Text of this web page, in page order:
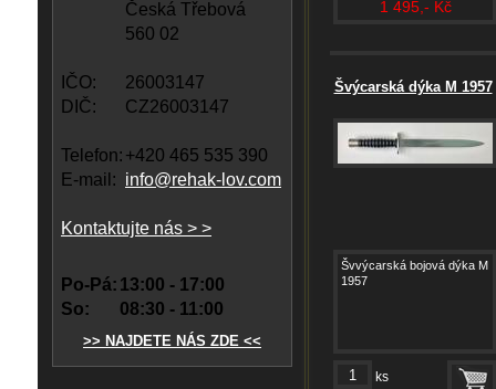
Česká Třebová
560 02
IČO:
26003147
DIČ:
CZ26003147
Telefon: +420 465 535 390
E-mail: info@rehak-lov.com
Kontaktujte nás > >
Po-Pá: 13:00 - 17:00
So:
08:30 - 11:00
>> NAJDETE NÁS ZDE <<
1 495,- Kč
Švýcarská dýka M 1957
Švvýcarská bojová dýka M
1957
ks